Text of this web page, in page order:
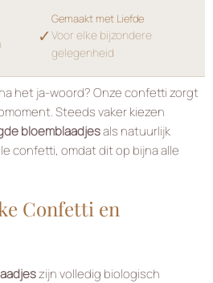
✓
Gemaakt met Liefde
Voor elke bijzondere
gelegenheid
het ja-woord? Onze confetti zorgt
Steeds vaker kiezen
bloemblaadjesals natuurlijk
confetti, omdat dit op bijna alle
Confetti en
zijn volledig biologisch